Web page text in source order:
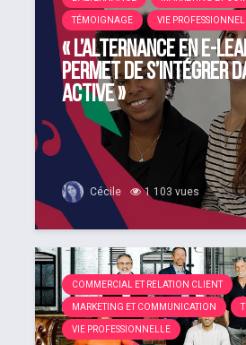
TÉMOIGNAGE VIE
« L’alternance en e-
permet de s’intégrer
active »
Cécile 1 103 vues
COMMERCIAL ET RELATION CLIENT
MARKETING ET COMMUNICATION
VIE PROFESSIONNELLE